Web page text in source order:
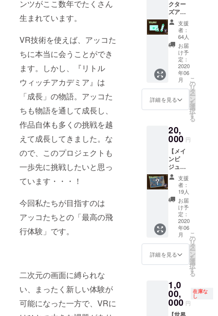
ンツがここ数年でたくさん
生まれています。
VR技術を使えば、アッコた
ちに本当に会うことができ
ます。しかし、『リトル
ウィッチアカデミア』は
「成長」の物語。アッコた
ちも物語を通して成長し、
作品自体も多くの挑戦を越
えて成長してきました。な
ので、このプロジェクトも
一歩先に挑戦したいと思っ
ています・・・！
今回私たちが目指すのは
アッコたちとの「最高の飛
行体験」です。
二次元の画面に縛られな
い、まったく新しい体験が
可能になった一方で、VRに
希望に
合わせ
てお送
りいた
しま
す。(対
応予定
プラッ
フォー
ム：
Oculus
Rift,
Oculus
Quest,
tion VR,
SteamV
R) ※対
応プ
ラット
フォー
ムに
よって
発売時
期が異
なる場
合がご
ざいま
す。予
めご了
承くだ
さい。
ムは変
更され
る可能
性がご
がつき
ます。
※記載し
て欲し
いお名
前を備
考欄に
記入し
てくだ
さい。
※希望の
お名前
が無い
場合、
公序良
する場
合、当
方が不
適切と
判断し
た場合
は、
CAMPF
IREのア
カウン
ト名で
記載致
しま
す。
※DL
キーは
プロ
ジェク
ト終了
希望の
VR機器
を確認
させて
いただ
は、
CAMPF
IREのア
カウン
ト名で
記載致
しま
す。
※DL
キーは
プロ
ト終了
後、ご
VR機器
を確認
させて
いただ
き、ご
希望に
合わせ
てお送
りいた
しま
す。(対
応予定
プラッ
フォー
ム：
Oculus
Rift,
Oculus
PlaySta
tion VR,
SteamV
R) ※対
応プ
（中）
・魔導
石型
USBメ
モリ
（デジ
タルコ
ンテン
ツ入
り） 魔
導石を
ジした
USBメ
ジタル
リワー
ドを入
れてお
送りし
ます！
さらに
ゲーム
内クレ
ジット
にお名
前（サ
イズ
中）を
記載さ
ただき
ます！
て欲し
いお名
前を備
考欄に
記入し
ツと魔
法のホ
ウキ）
・フィ
ジカル
設定資
料集
（A4：
20-30
ペー
ジ） ・
内のク
レジッ
お名前
を追加
（中）
・魔導
石型
USBメ
モリ
（デジ
タルコ
ンテン
ツ入
り） ・
ブロー
チ付き
体験入
証（ブ
ローチ
ヴァ校
章がモ
チーフ
のもの
風タペ
スト
リー
（A2サ
イズ）
・オリ
ジナルT
シャツ
（フ
リーサ
イズ）
・限定
ゲーム
（クラ
ウド
ファン
ディン
グ限定
のキャ
ラメイ
クパー
ツと魔
法のホ
ウキ）
・フィ
ジカル
設定資
料集
20-30
ペー
型USB
メモリ
（デジ
タルコ
の軌跡
に特別
な演出
が入り
ます）
・シャ
リオポ
スター
風タペ
スト
リー
（A2サ
イズ）
ジナルT
（フ
リーサ
イズ）
・限定
ゲーム
内アイ
テム
セット
（限定
のキャ
ラメイ
クパー
ツと魔
法のホ
ウキ）
ジカル
設定資
20-30
ペー
ジ） ・
魔導石
・ディ
スク入
りオリ
ジナル
ゲーム
パッ
ケージ
・オリ
ジナル
ステッ
カー ・
「LWA
VR」サ
ト
（ユー
ザー
ネーム
の限定
装飾と
ホウキ
の軌跡
に特別
な演出
が入り
ます）
・シャ
リオポ
スター
スト
リー
ジナルT
シャツ
（フ
リーサ
のフィ
ジカル
版で
す！永
久保存
版とし
てぜ
ひ！ ※
こちら
のコー
スに、
ゲーム
DLキー
グッズ
は6月以
降にお
届け予
定 ※本
アイテ
ムは
29,980
円〜上
のコー
スに含
まれて
いま
す。
クター
ズアイ
テム
コー
ス】 ・
魔導石
型USB
メモリ
・ブ
ローチ
付き体
験入学
許可証
（ブ
ローチ
ナノ
ヴァ校
章がモ
チーフ
のもの
になり
ます）
・オリ
ジナル
デスク
トップ
壁紙 ・
デジタ
ルサウ
ンドト
ラック
・デジ
（A4：
20-30
ペー
ジ） 魔
支援
者：
64人
お届
け予
定：
2020
年06
月
詳細を見る
こ
の
リ
タ
ー
ン
を
選
択
す
る
20,
000 円
【メイ
ンビ
ジュア
ル複製
原画
コー
ス】 ・
メイン
ビジュ
アル複
製原画
（A4サ
イズ 1
種：額
縁あ
り） A4
のメイ
ンビ
ジュア
ル複製
支援
者：
19人
お届
け予
定：
2020
年06
月
詳細を見る
こ
の
リ
タ
ー
ン
を
選
択
す
る
1,0
00,
000 円
在庫な
し